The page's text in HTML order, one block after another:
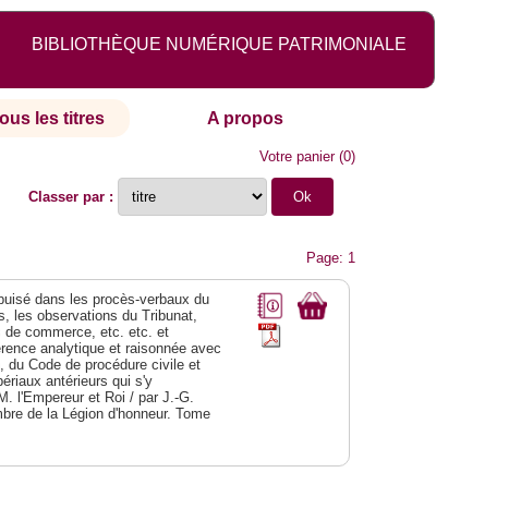
BIBLIOTHÈQUE NUMÉRIQUE PATRIMONIALE
les titres A propos
Votre panier(0)
Classer par :
Page: 1
dans les procès-verbaux du
les observations du Tribunat,
de commerce, etc. etc. et
analytique et raisonnée avec
du Code de procédure civile et
antérieurs qui s'y
l'Empereur et Roi / par J.-G.
de la Légion d'honneur. Tome